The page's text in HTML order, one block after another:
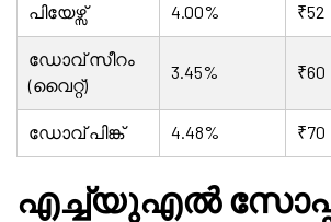
പിയേഴ്സ് 4.00% ₹52
ഡോവ് സീറം
(വൈറ്റ്)
3.45% ₹60
ഡോവ് പിങ്ക് 4.48% ₹70
എച്ച്യു‌എൽ